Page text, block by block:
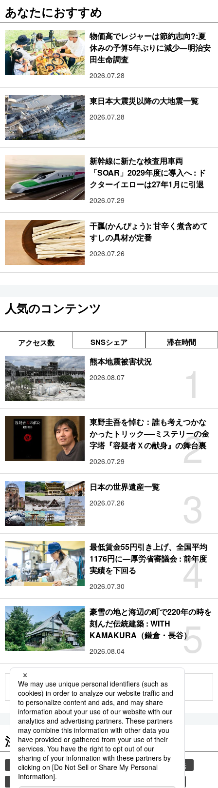
あなたにおすすめ
物価高でレジャーは節約志向?:夏
休みの予算5年ぶりに減少―明治安
田生命調査
2026.07.28
東日本大震災以降の大地震一覧
2026.07.28
新幹線に新たな検査用車両
「SOAR」2029年度に導入へ : ド
クターイエローは27年1月に引退
2026.07.29
干瓢(かんぴょう): 甘辛く煮含めて
すしの具材が定番
2026.07.26
人気のコンテンツ
アクセス数 SNSシェア 滞在時間
1
熊本地震被害状況
2026.08.07
2
東野圭吾を悼む：誰も考えつかな
かったトリック──ミステリーの金
字塔『容疑者Ｘの献身』の舞台裏
2026.07.29
3
日本の世界遺産一覧
2026.07.26
4
最低賃金55円引き上げ、全国平均
1176円に―厚労省審議会 : 前年度
実績を下回る
2026.07.30
5
豪雪の地と海辺の町で220年の時を
刻んだ伝統建築 : WITH
KAMAKURA（鎌倉・長谷）
2026.08.04
もっと見る
注目のキーワード
共同通信ニュース 気象・災害 災害
観光
気象庁
地震